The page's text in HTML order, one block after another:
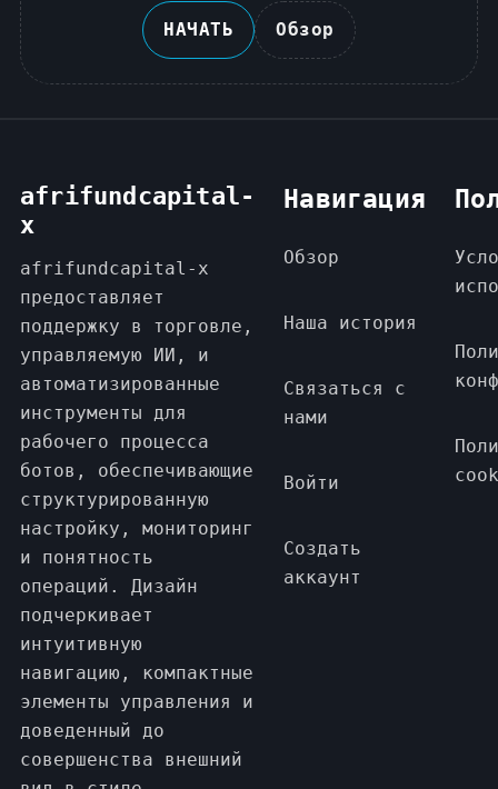
НАЧАТЬ Обзор
afrifundcapital-
x
afrifundcapital-x
предоставляет
поддержку в торговле,
управляемую ИИ, и
автоматизированные
инструменты для
рабочего процесса
ботов, обеспечивающие
структурированную
настройку, мониторинг
и понятность
операций. Дизайн
подчеркивает
интуитивную
навигацию, компактные
элементы управления и
доведенный до
совершенства внешний
Навигация
Обзор
Наша история
Связаться с
нами
Войти
Создать
аккаунт